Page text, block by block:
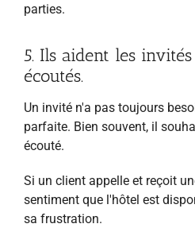
parties.
5. Ils aident les
écoutés.
Un invité n'a pas toujours
parfaite. Bien souvent, il
écouté.
Si un client appelle et reçoit
sentiment que l'hôtel est
sa frustration.